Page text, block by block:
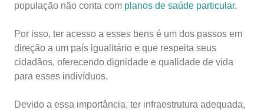
população não conta com planos de saúde particular.
Por isso, ter acesso a esses bens é um dos passos em
direção a um país igualitário e que respeita seus
cidadãos, oferecendo dignidade e qualidade de vida
para esses indivíduos.
Devido a essa importância, ter infraestrutura adequada,